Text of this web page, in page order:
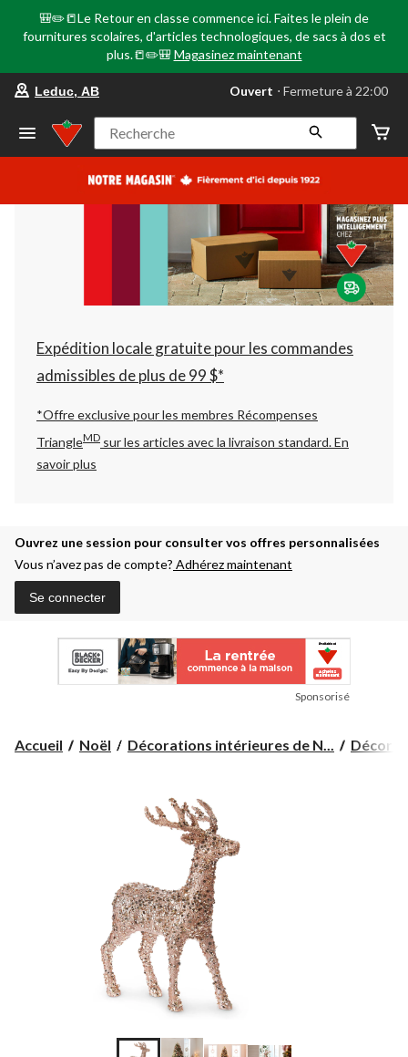
🎒✏️📒Le Retour en classe commence ici. Faites le plein de
fournitures scolaires, d'articles technologiques, de sacs à dos et
plus.📒✏️🎒 Magasinez maintenant
votre
préféré
Leduc,
AB,
courament
Fermeture
à
22:00
cliquer
pour
changer
Leduc, AB Ouvert ⋅ Fermeture à 22:00
Recherche
Expédition locale gratuite pour les commandes
admissibles de plus de 99 $*
*Offre exclusive pour les membres Récompenses
TriangleMD sur les articles avec la livraison standard.En
savoir plus
Ouvrez une session pour consulter vos offres personnalisées
Vous n’avez pas de compte? Adhérez maintenant
Se connecter
Sponsorisé
Accueil Noël Décorations intérieures de N...